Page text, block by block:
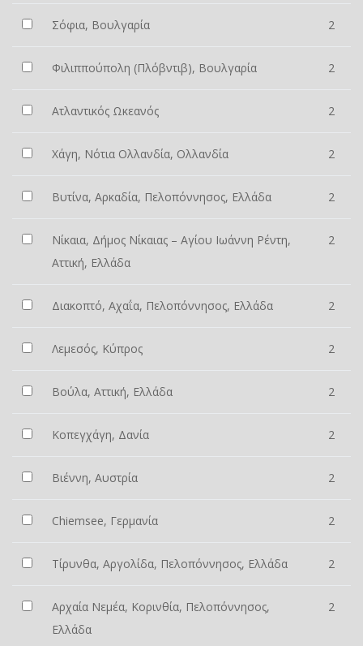
Σόφια, Βουλγαρία 2
Φιλιππούπολη (Πλόβντιβ), Βουλγαρία 2
Ατλαντικός Ωκεανός 2
Χάγη, Νότια Ολλανδία, Ολλανδία 2
Βυτίνα, Αρκαδία, Πελοπόννησος, Ελλάδα 2
Νίκαια, Δήμος Νίκαιας – Αγίου Ιωάννη Ρέντη,
Αττική, Ελλάδα
2
Διακοπτό, Αχαΐα, Πελοπόννησος, Ελλάδα 2
Λεμεσός, Κύπρος 2
Βούλα, Αττική, Ελλάδα 2
Κοπεγχάγη, Δανία 2
Βιέννη, Αυστρία 2
Chiemsee, Γερμανία 2
Τίρυνθα, Αργολίδα, Πελοπόννησος, Ελλάδα 2
Αρχαία Νεμέα, Κορινθία, Πελοπόννησος,
Ελλάδα
2